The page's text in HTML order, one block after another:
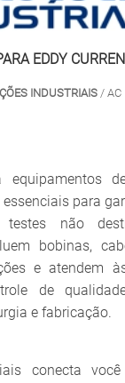
EDDY
INDUSTRIAIS/ AC
equipamentos
para
testes não
bobinas,
e atendem
de
e fabricação.
conecta